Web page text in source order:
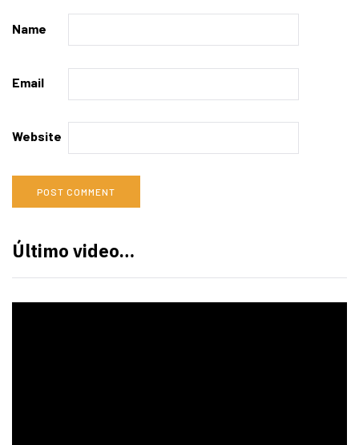
Name
Email
Website
Último video…